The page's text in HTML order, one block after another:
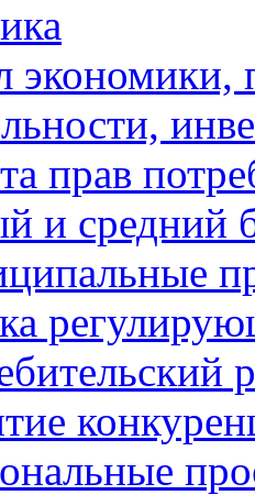
экономики,
прав
и средний